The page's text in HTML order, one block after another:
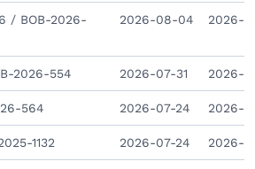
/ BOB-2026-
2026-08-04 2026-
2026-554 2026-07-31 2026-
564 2026-07-24 2026-
1132 2026-07-24 2026-